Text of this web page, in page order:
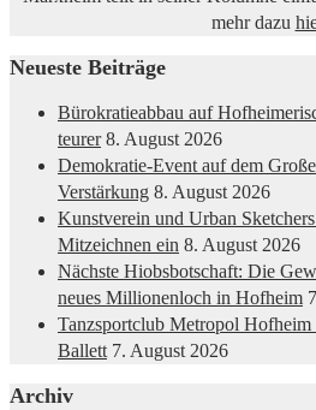
mehr dazu
Neueste Beiträge
Bürokratieabbau auf
teurer 8. August 2026
Demokratie-Event auf dem
Verstärkung 8. August 2026
Kunstverein und Urban
Mitzeichnen ein 8. August 2026
Nächste Hiobsbotschaft: Die
neues Millionenloch in Hofheim
Tanzsportclub Metropol Hofheim
Ballett 7. August 2026
Archiv